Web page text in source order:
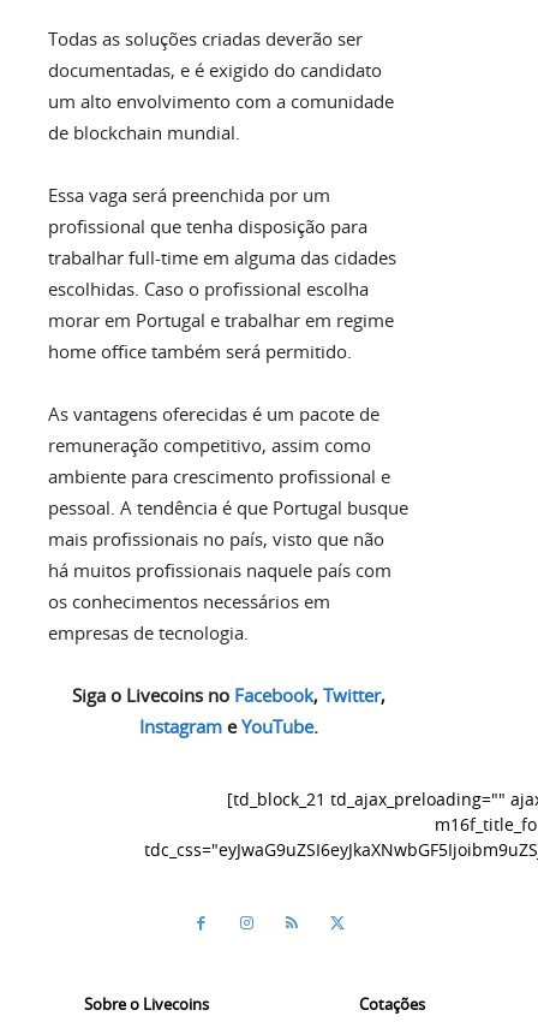
Todas as soluções criadas deverão ser
documentadas, e é exigido do candidato
um alto envolvimento com a comunidade
de blockchain mundial.
Essa vaga será preenchida por um
profissional que tenha disposição para
trabalhar full-time em alguma das cidades
escolhidas. Caso o profissional escolha
morar em Portugal e trabalhar em regime
home office também será permitido.
As vantagens oferecidas é um pacote de
remuneração competitivo, assim como
ambiente para crescimento profissional e
pessoal. A tendência é que Portugal busque
mais profissionais no país, visto que não
há muitos profissionais naquele país com
os conhecimentos necessários em
empresas de tecnologia.
Siga o Livecoins no Facebook, Twitter,
InstagrameYouTube.
[td_block_21 td_ajax_preloading=""
Sobre o Livecoins Cotações